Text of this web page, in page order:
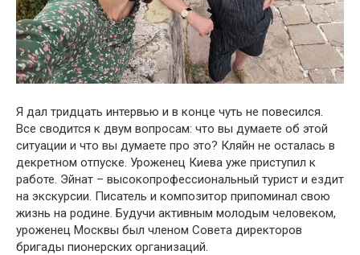
Я дал тридцать интервью и в конце чуть не повесился.
Все сводится к двум вопросам: что вы думаете об этой
ситуации и что вы думаете про это? Кляйн не осталась в
декретном отпуске. Уроженец Киева уже приступил к
работе. Эйнат – высокопрофессиональный турист и ездит
на экскурсии. Писатель и композитор припоминал свою
жизнь на родине. Будучи активным молодым человеком,
уроженец Москвы был членом Совета директоров
бригады пионерских организаций.